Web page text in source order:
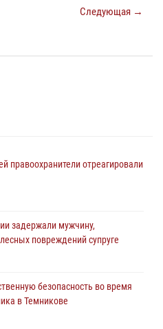
Следующая →
правоохранители отреагировали
задержали мужчину,
повреждений супруге
безопасность во время
в Темникове